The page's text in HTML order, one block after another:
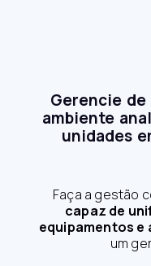
Gerencie
ambiente
unidades
Faça a gestão
capaz de
equipamentos e
um